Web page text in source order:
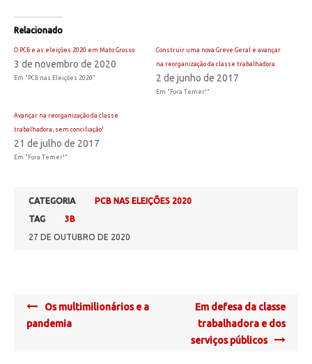
Relacionado
O PCB e as eleições 2020 em Mato Grosso
3 de novembro de 2020
Em "PCB nas Eleições 2020"
Construir uma nova Greve Geral e avançar
na reorganização da classe trabalhadora
2 de junho de 2017
Em "Fora Temer!"
Avançar na reorganização da classe
trabalhadora, sem conciliação!
21 de julho de 2017
Em "Fora Temer!"
CATEGORIA
PCB NAS ELEIÇÕES 2020
TAG
3B
27 DE OUTUBRO DE 2020
Post
navigation
Os multimilionários e a
pandemia
Em defesa da classe
trabalhadora e dos
serviços públicos